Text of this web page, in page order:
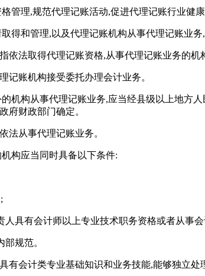
管理,规范代理记账活动,促进代理记账行业健
得和管理,以及代理记账机构从事代理记账业务,
依法取得代理记账资格,从事代理记账业务的机
记账机构接受委托办理会计业务。
机构从事代理记账业务,应当经县级以上地方
府财政部门确定。
法从事代理记账业务。
构应当同时具备以下条件:
人具有会计师以上专业技术职务资格或者从事
规范。
有会计类专业基础知识和业务技能,能够独立处